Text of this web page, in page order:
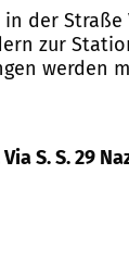
der
zur
werden
S. S. 29